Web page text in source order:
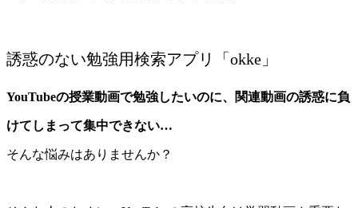
誘惑のない勉強用検索アプリ「okke」
YouTubeの授業動画で勉強したいのに、関連動画の誘惑に負
けてしまって集中できない…
そんな悩みはありませんか？